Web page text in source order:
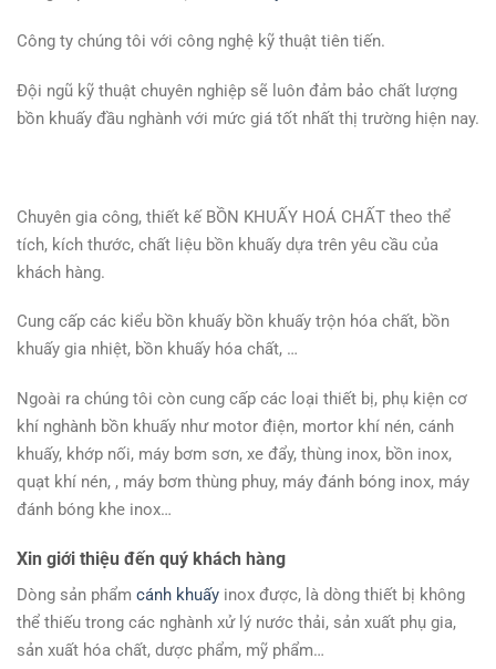
Công ty chúng tôi với công nghệ kỹ thuật tiên tiến.
Đội ngũ kỹ thuật chuyên nghiệp sẽ luôn đảm bảo chất lượng
bồn khuấy đầu nghành với mức giá tốt nhất thị trường hiện nay.
Chuyên gia công, thiết kế BỒN KHUẤY HOÁ CHẤT theo thể
tích, kích thước, chất liệu bồn khuấy dựa trên yêu cầu của
khách hàng.
Cung cấp các kiểu bồn khuấy bồn khuấy trộn hóa chất, bồn
khuấy gia nhiệt, bồn khuấy hóa chất, …
Ngoài ra chúng tôi còn cung cấp các loại thiết bị, phụ kiện cơ
khí nghành bồn khuấy như motor điện, mortor khí nén, cánh
khuấy, khớp nối, máy bơm sơn, xe đẩy, thùng inox, bồn inox,
quạt khí nén, , máy bơm thùng phuy, máy đánh bóng inox, máy
đánh bóng khe inox…
Xin giới thiệu đến quý khách hàng
Dòng sản phẩm cánh khuấy inox được, là dòng thiết bị không
thể thiếu trong các nghành xử lý nước thải, sản xuất phụ gia,
sản xuất hóa chất, dược phẩm, mỹ phẩm…